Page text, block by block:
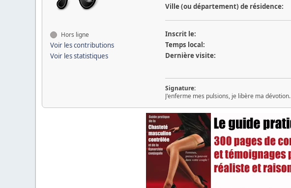
Hors ligne
Voir les contributions
Voir les statistiques
Ville (ou département) de résidence:
Inscrit le:
Temps local:
Dernière visite:
Signature:
J'enferme mes pulsions, je libère ma dévotion.